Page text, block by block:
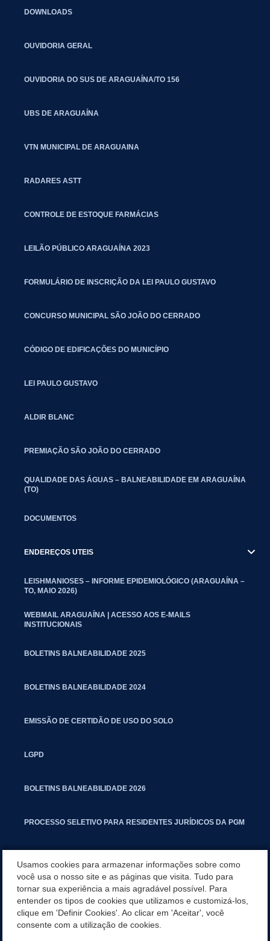
DOWNLOADS
OUVIDORIA GERAL
OUVIDORIA DO SUS DE ARAGUAÍNA/TO 156
UBS DE ARAGUAÍNA
VTN MUNICIPAL DE ARAGUAINA
RADARES ASTT
CONTROLE DE ESTOQUE FARMÁCIAS
LEILÃO PÚBLICO ARAGUAÍNA 2023
FORMULÁRIO DE INSCRIÇÃO DA LEI PAULO GUSTAVO
CONCURSO MUNICIPAL SÃO JOÃO DO CERRADO
CÓDIGO DE EDIFICAÇÕES DO MUNICÍPIO
LEI PAULO GUSTAVO
ALDIR BLANC
PREMIAÇÃO SÃO JOÃO DO CERRADO
QUALIDADE DAS ÁGUAS – BALNEABILIDADE EM ARAGUAÍNA
(TO)
DOCUMENTOS
ENDEREÇOS UTEIS
LEISHMANIOSES – INFORME EPIDEMIOLÓGICO (ARAGUAÍNA –
TO, MAIO 2026)
WEBMAIL ARAGUAÍNA | ACESSO AOS E-MAILS
INSTITUCIONAIS
BOLETINS BALNEABILIDADE 2025
BOLETINS BALNEABILIDADE 2024
EMISSÃO DE CERTIDÃO DE USO DO SOLO
LGPD
BOLETINS BALNEABILIDADE 2026
PROCESSO SELETIVO PARA RESIDENTES JURÍDICOS DA PGM
MANUAL DE PROCEDIMENTOS IMOBILIÁRIOS SEINFRA
TURMINHA DO LAGO
Usamos cookies para armazenar informações sobre como
você usa o nosso site e as páginas que visita. Tudo para
tornar sua experiência a mais agradável possível. Para
entender os tipos de cookies que utilizamos e customizá-los,
clique em 'Definir Cookies'. Ao clicar em 'Aceitar', você
consente com a utilização de cookies.